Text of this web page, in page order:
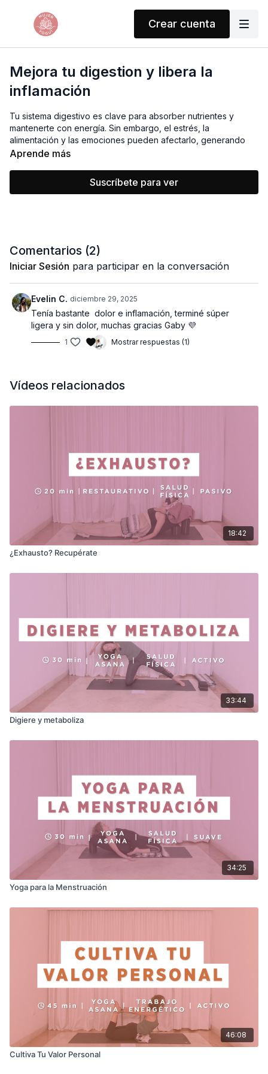
Crear cuenta
Mejora tu digestion y libera la
inflamación
Tu sistema digestivo es clave para absorber nutrientes y
mantenerte con energía. Sin embargo, el estrés, la
alimentación y las emociones pueden afectarlo, generando
inflamación y malestar
En esta clase trabajaremos con
Haz esta clase cuando te sientas mal o como un ritual
de mantenimiento para tu sistema digestivo.
PROPS:1 cobija, 2 pelotas.
Aprende más
Suscríbete para ver
Comentarios (2)
Iniciar Sesión para participar en la conversación
Evelin C. diciembre 29, 2025
Tenía bastante dolor e inflamación, terminé súper
ligera y sin dolor, muchas gracias Gaby 💜
1 Mostrar respuestas (1)
Vídeos relacionados
18:42
¿Exhausto? Recupérate
33:44
Digiere y metaboliza
34:25
Yoga para la Menstruación
46:08
Cultiva Tu Valor Personal